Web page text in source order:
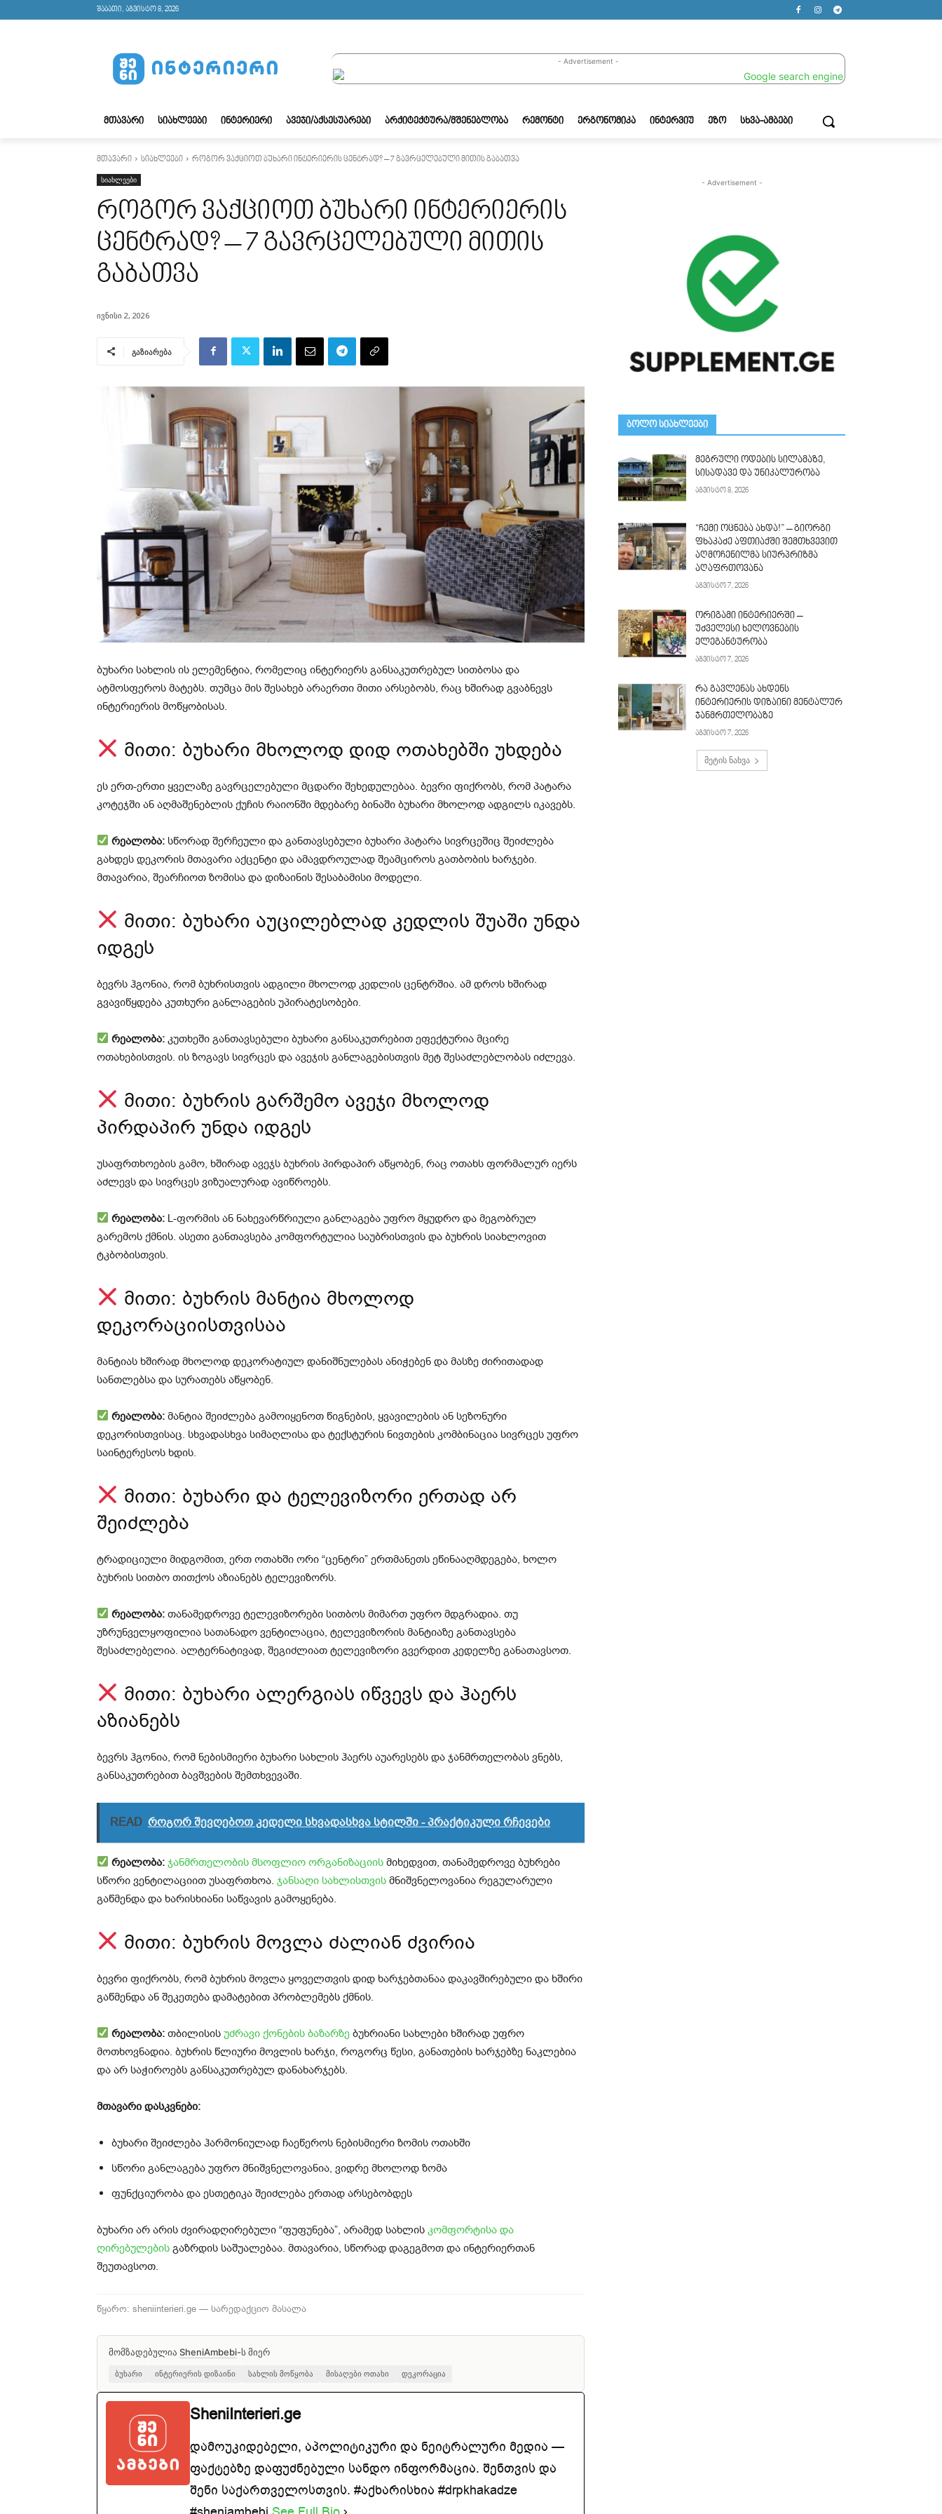
შაბათი, აგვისტო 8, 2026
- Advertisement -
ᲛᲗᲐᲕᲐᲠᲘ ᲡᲘᲐᲮᲚᲔᲔᲑᲘ ᲘᲜᲢᲔᲠᲘᲔᲠᲘ ᲐᲕᲔᲯᲘ/ᲐᲥᲡᲔᲡᲣᲐᲠᲔᲑᲘ ᲐᲠᲥᲘᲢᲔᲥᲢᲣᲠᲐ/ᲛᲨᲔᲜᲔᲑᲚᲝᲑᲐ ᲠᲔᲛᲝᲜᲢᲘ ᲔᲠᲒᲝᲜᲝᲛᲘᲙᲐ ᲘᲜᲢᲔᲠᲕᲘᲣ ᲔᲖᲝ ᲡᲮᲕᲐ-ᲐᲛᲑᲔᲑᲘ
მთავარი სიახლეები როგორ ვაქციოთ ბუხარი ინტერიერის ცენტრად? – 7 გავრცელებული მითის გაბათვა
სიახლეები
როგორ ვაქციოთ ბუხარი ინტერიერის
ცენტრად? – 7 გავრცელებული მითის
გაბათვა
ივნისი 2, 2026
გაზიარება
ბუხარი სახლის ის ელემენტია, რომელიც ინტერიერს განსაკუთრებულ სითბოსა და
ატმოსფეროს მატებს. თუმცა მის შესახებ არაერთი მითი არსებობს, რაც ხშირად გვაბნევს
ინტერიერის მოწყობისას.
მითი: ბუხარი მხოლოდ დიდ ოთახებში უხდება
ეს ერთ-ერთი ყველაზე გავრცელებული მცდარი შეხედულებაა. ბევრი ფიქრობს, რომ პატარა
კოტეჯში ან აღმაშენებლის ქუჩის რაიონში მდებარე ბინაში ბუხარი მხოლოდ ადგილს იკავებს.
რეალობა: სწორად შერჩეული და განთავსებული ბუხარი პატარა სივრცეშიც შეიძლება
გახდეს დეკორის მთავარი აქცენტი და ამავდროულად შეამციროს გათბობის ხარჯები.
მთავარია, შეარჩიოთ ზომისა და დიზაინის შესაბამისი მოდელი.
მითი: ბუხარი აუცილებლად კედლის შუაში უნდა
იდგეს
ბევრს ჰგონია, რომ ბუხრისთვის ადგილი მხოლოდ კედლის ცენტრშია. ამ დროს ხშირად
გვავიწყდება კუთხური განლაგების უპირატესობები.
რეალობა: კუთხეში განთავსებული ბუხარი განსაკუთრებით ეფექტურია მცირე
ოთახებისთვის. ის ზოგავს სივრცეს და ავეჯის განლაგებისთვის მეტ შესაძლებლობას იძლევა.
მითი: ბუხრის გარშემო ავეჯი მხოლოდ
პირდაპირ უნდა იდგეს
უსაფრთხოების გამო, ხშირად ავეჯს ბუხრის პირდაპირ აწყობენ, რაც ოთახს ფორმალურ იერს
აძლევს და სივრცეს ვიზუალურად ავიწროებს.
რეალობა: L-ფორმის ან ნახევარწრიული განლაგება უფრო მყუდრო და მეგობრულ
გარემოს ქმნის. ასეთი განთავსება კომფორტულია საუბრისთვის და ბუხრის სიახლოვით
ტკბობისთვის.
მითი: ბუხრის მანტია მხოლოდ
დეკორაციისთვისაა
მანტიას ხშირად მხოლოდ დეკორატიულ დანიშნულებას ანიჭებენ და მასზე ძირითადად
სანთლებსა და სურათებს აწყობენ.
რეალობა: მანტია შეიძლება გამოიყენოთ წიგნების, ყვავილების ან სეზონური
დეკორისთვისაც. სხვადასხვა სიმაღლისა და ტექსტურის ნივთების კომბინაცია სივრცეს უფრო
საინტერესოს ხდის.
მითი: ბუხარი და ტელევიზორი ერთად არ
შეიძლება
ტრადიციული მიდგომით, ერთ ოთახში ორი “ცენტრი” ერთმანეთს ეწინააღმდეგება, ხოლო
ბუხრის სითბო თითქოს აზიანებს ტელევიზორს.
რეალობა: თანამედროვე ტელევიზორები სითბოს მიმართ უფრო მდგრადია. თუ
უზრუნველყოფილია სათანადო ვენტილაცია, ტელევიზორის მანტიაზე განთავსება
შესაძლებელია. ალტერნატივად, შეგიძლიათ ტელევიზორი გვერდით კედელზე განათავსოთ.
მითი: ბუხარი ალერგიას იწვევს და ჰაერს
აზიანებს
ბევრს ჰგონია, რომ ნებისმიერი ბუხარი სახლის ჰაერს აუარესებს და ჯანმრთელობას ვნებს,
განსაკუთრებით ბავშვების შემთხვევაში.
READ როგორ შევღებოთ კედელი სხვადასხვა სტილში - პრაქტიკული რჩევები
რეალობა: ჯანმრთელობის მსოფლიო ორგანიზაციის მიხედვით, თანამედროვე ბუხრები
სწორი ვენტილაციით უსაფრთხოა. ჯანსაღი სახლისთვის მნიშვნელოვანია რეგულარული
გაწმენდა და ხარისხიანი საწვავის გამოყენება.
მითი: ბუხრის მოვლა ძალიან ძვირია
ბევრი ფიქრობს, რომ ბუხრის მოვლა ყოველთვის დიდ ხარჯებთანაა დაკავშირებული და ხშირი
გაწმენდა ან შეკეთება დამატებით პრობლემებს ქმნის.
რეალობა: თბილისისუძრავი ქონების ბაზარზე ბუხრიანი სახლები ხშირად უფრო
მოთხოვნადია. ბუხრის წლიური მოვლის ხარჯი, როგორც წესი, განათების ხარჯებზე ნაკლებია
და არ საჭიროებს განსაკუთრებულ დანახარჯებს.
მთავარი დასკვნები:
ბუხარი შეიძლება ჰარმონიულად ჩაეწეროს ნებისმიერი ზომის ოთახში
სწორი განლაგება უფრო მნიშვნელოვანია, ვიდრე მხოლოდ ზომა
ფუნქციურობა და ესთეტიკა შეიძლება ერთად არსებობდეს
ბუხარი არ არის ძვირადღირებული “ფუფუნება”, არამედ სახლის კომფორტისა და
ღირებულების გაზრდის საშუალებაა. მთავარია, სწორად დაგეგმოთ და ინტერიერთან
შეუთავსოთ.
წყარო: sheniinterieri.ge — სარედაქციო მასალა
მომზადებულია SheniAmbebi-ს მიერ
ბუხარი ინტერიერის დიზაინი სახლის მოწყობა მისაღები ოთახი დეკორაცია
SheniInterieri.ge
დამოუკიდებელი, აპოლიტიკური და ნეიტრალური მედია —
ფაქტებზე დაფუძნებული სანდო ინფორმაცია. შენთვის და
შენი საქართველოსთვის. #აქხარისხია #drpkhakadze
- Advertisement -
ᲑᲝᲚᲝ ᲡᲘᲐᲮᲚᲔᲔᲑᲘ
მეგრული ოდების სილამაზე,
სისადავე და უნიკალურობა
აგვისტო 8, 2026
“ჩემი ოცნება ახდა!” – გიორგი
ფხაკაძე აფთიაქში შემთხვევით
აღმოჩენილმა სიურპრიზმა
აღაფრთოვანა
აგვისტო 7, 2026
ორიგამი ინტერიერში –
უძველესი ხელოვნების
ელეგანტურობა
აგვისტო 7, 2026
რა გავლენას ახდენს
ინტერიერის დიზაინი მენტალურ
ჯანმრთელობაზე
აგვისტო 7, 2026
მეტის ნახვა